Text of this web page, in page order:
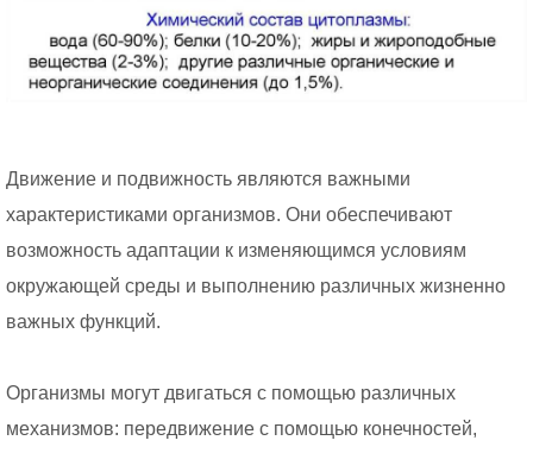
Движение и подвижность являются важными
характеристиками организмов. Они обеспечивают
возможность адаптации к изменяющимся условиям
окружающей среды и выполнению различных жизненно
важных функций.
Организмы могут двигаться с помощью различных
механизмов: передвижение с помощью конечностей,